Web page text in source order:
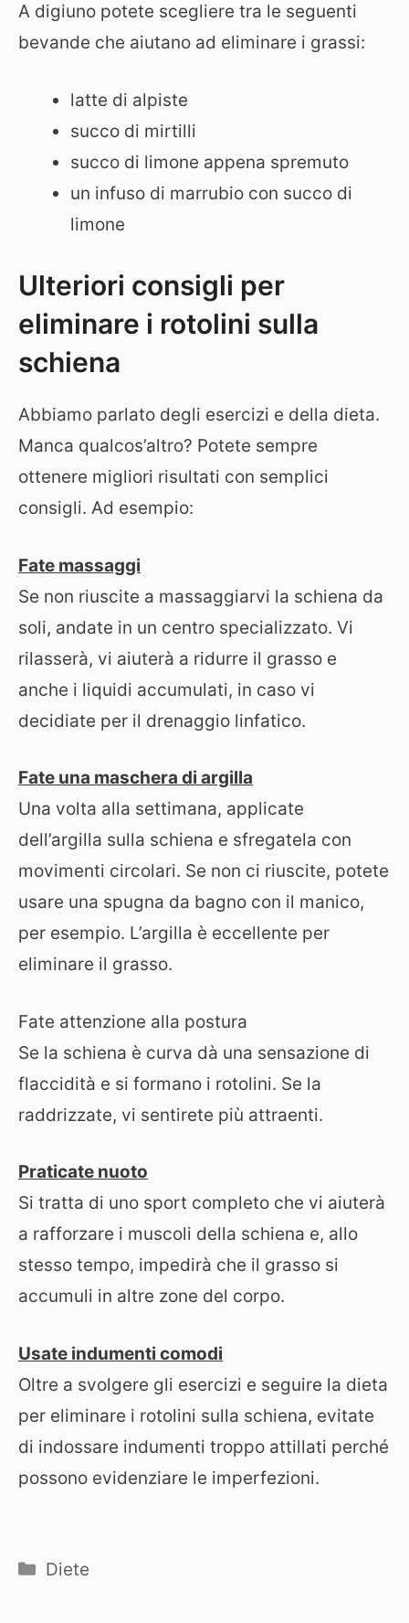
A digiuno potete scegliere tra le seguenti
bevande che aiutano ad eliminare i grassi:
latte di alpiste
succo di mirtilli
succo di limone appena spremuto
un infuso di marrubio con succo di
limone
Ulteriori consigli per
eliminare i rotolini sulla
schiena
Abbiamo parlato degli esercizi e della dieta.
Manca qualcos’altro? Potete sempre
ottenere migliori risultati con semplici
consigli. Ad esempio:
Fate massaggi
Se non riuscite a massaggiarvi la schiena da
soli, andate in un centro specializzato. Vi
rilasserà, vi aiuterà a ridurre il grasso e
anche i liquidi accumulati, in caso vi
decidiate per il drenaggio linfatico.
Fate una maschera di argilla
Una volta alla settimana, applicate
dell’argilla sulla schiena e sfregatela con
movimenti circolari. Se non ci riuscite, potete
usare una spugna da bagno con il manico,
per esempio. L’argilla è eccellente per
eliminare il grasso.
Fate attenzione alla postura
Se la schiena è curva dà una sensazione di
flaccidità e si formano i rotolini. Se la
raddrizzate, vi sentirete più attraenti.
Praticate nuoto
Si tratta di uno sport completo che vi aiuterà
a rafforzare i muscoli della schiena e, allo
stesso tempo, impedirà che il grasso si
accumuli in altre zone del corpo.
Usate indumenti comodi
Oltre a svolgere gli esercizi e seguire la dieta
per eliminare i rotolini sulla schiena, evitate
di indossare indumenti troppo attillati perché
possono evidenziare le imperfezioni.
Categorie
Diete